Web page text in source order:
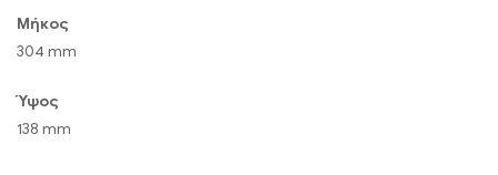
Μήκος
304 mm
Ύψος
138 mm